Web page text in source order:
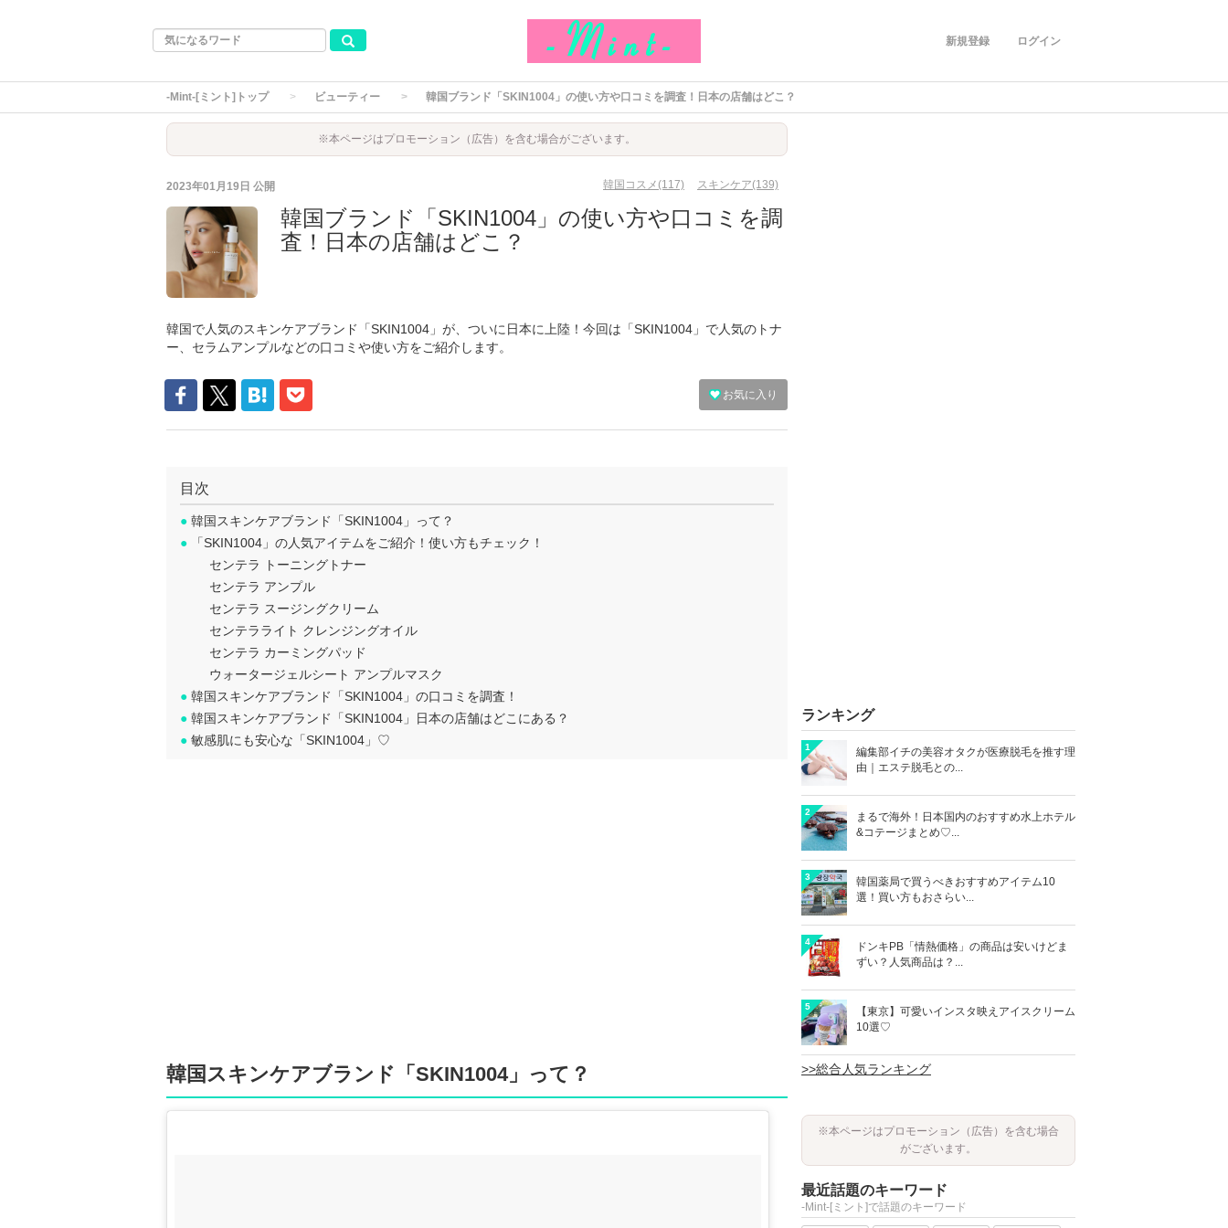
ログイン
新規登録
-Mint-[ミント]トップ ビューティー 韓国ブランド「SKIN1004」の使い方や口コミを調査！日本の店舗はどこ？
※本ページはプロモーション（広告）を含む場合がございます。
2023年01月19日 公開 韓国コスメ(117) スキンケア(139)
韓国ブランド「SKIN1004」の使い方や口コミを調
査！日本の店舗はどこ？
韓国で人気のスキンケアブランド「SKIN1004」が、ついに日本に上陸！今回は「SKIN1004」で人気のトナ
ー、セラムアンプルなどの口コミや使い方をご紹介します。
お気に入り
目次
● 韓国スキンケアブランド「SKIN1004」って？
● 「SKIN1004」の人気アイテムをご紹介！使い方もチェック！
センテラ トーニングトナー
センテラ アンプル
センテラ スージングクリーム
センテラライト クレンジングオイル
センテラ カーミングパッド
ウォータージェルシート アンプルマスク
● 韓国スキンケアブランド「SKIN1004」の口コミを調査！
● 韓国スキンケアブランド「SKIN1004」日本の店舗はどこにある？
● 敏感肌にも安心な「SKIN1004」♡
韓国スキンケアブランド「SKIN1004」って？
ランキング
1
編集部イチの美容オタクが医療脱毛を推す理
由｜エステ脱毛との...
2
まるで海外！日本国内のおすすめ水上ホテル
&コテージまとめ♡...
3
韓国薬局で買うべきおすすめアイテム10
選！買い方もおさらい...
4
ドンキPB「情熱価格」の商品は安いけどま
ずい？人気商品は？...
5
【東京】可愛いインスタ映えアイスクリーム
10選♡
>>総合人気ランキング
※本ページはプロモーション（広告）を含む場合
がございます。
最近話題のキーワード
-Mint-[ミント]で話題のキーワード